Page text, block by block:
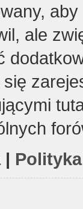
ale
|